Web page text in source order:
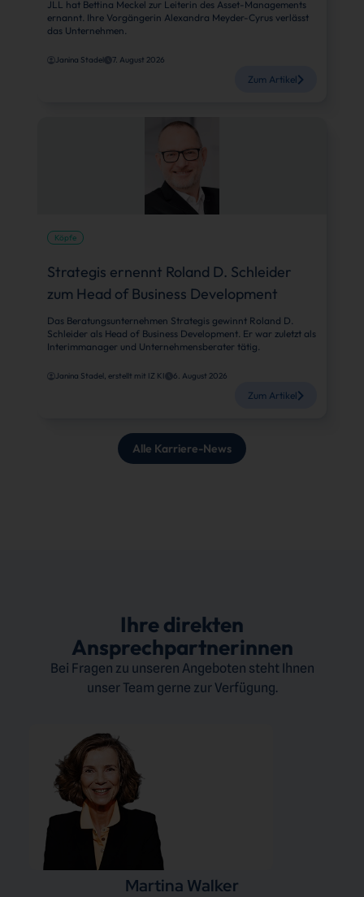
JLL hat Bettina Meckel zur Leiterin des Asset-Managements
ernannt. Ihre Vorgängerin Alexandra Meyder-Cyrus verlässt
das Unternehmen.
Janina Stadel 7. August 2026
Zum Artikel
Köpfe
Strategis ernennt Roland D. Schleider
zum Head of Business Development
Das Beratungsunternehmen Strategis gewinnt Roland D.
Schleider als Head of Business Development. Er war zuletzt als
Interimmanager und Unternehmensberater tätig.
Janina Stadel, erstellt mit IZ KI 6. August 2026
Zum Artikel
Alle Karriere-News
Ihre direkten
Ansprechpartnerinnen
Bei Fragen zu unseren Angeboten steht Ihnen
unser Team gerne zur Verfügung.
Martina Walker